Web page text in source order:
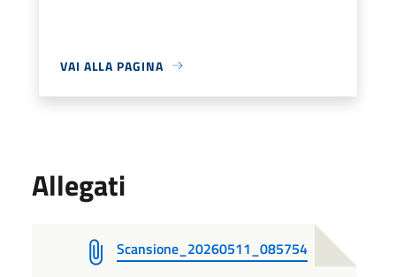
VAI ALLA PAGINA
Allegati
Scansione_20260511_085754